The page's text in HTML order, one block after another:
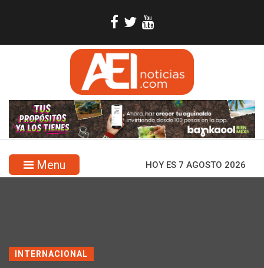
Menu HOY ES 7 AGOSTO 2026
INTERNACIONAL